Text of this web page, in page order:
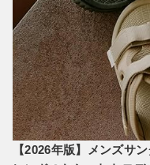
【2026年版】メンズサ